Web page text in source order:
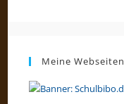
Meine Webseiten